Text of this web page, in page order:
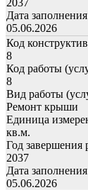
Дата
05.06.2026
Код
8
Код работы
8
Вид работы
Ремонт крыши
Единица
кв.м.
Год завершения
2037
Дата
05.06.2026